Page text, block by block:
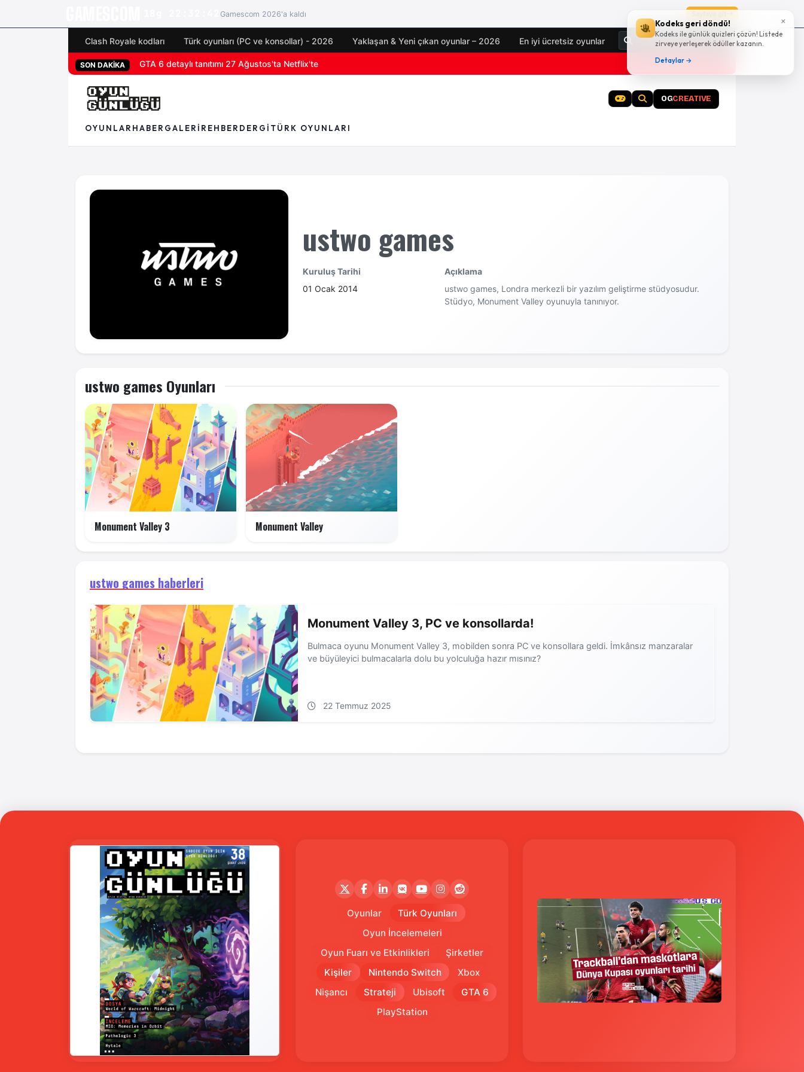
×
Kodeks geri döndü!
Kodeks ile günlük quizleri çözün! Listede
zirveye yerleşerek ödüller kazanın.
Detaylar →
Gamescom 2026'a kaldı
Clash Royale kodları Türk oyunları (PC ve konsollar) - 2026 Yaklaşan & Yeni çıkan oyunlar – 2026 En iyi ücretsiz oyunlar Giriş Yap
SON DAKİKA GTA 6 detaylı tanıtımı 27 Ağustos'ta Netflix'te
OGCREATIVE
OYUNLAR HABER GALERI REHBER DERGI TÜRK OYUNLARI
ustwo games
Kuruluş Tarihi
01 Ocak 2014
Açıklama
ustwo games, Londra merkezli bir yazılım geliştirme stüdyosudur.
Stüdyo, Monument Valley oyunuyla tanınıyor.
ustwo games Oyunları
Monument Valley 3 Monument Valley
ustwo games haberleri
Monument Valley 3, PC ve konsollarda!
Bulmaca oyunu Monument Valley 3, mobilden sonra PC ve konsollara geldi. İmkânsız manzaralar
ve büyüleyici bulmacalarla dolu bu yolculuğa hazır mısınız?
22 Temmuz 2025
Oyunlar
Türk Oyunları
Oyun İncelemeleri
Oyun Fuarı ve Etkinlikleri
Şirketler
Kişiler
Nintendo Switch
Xbox
Nişancı
Strateji Ubisoft
GTA 6
PlayStation